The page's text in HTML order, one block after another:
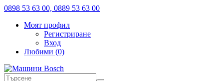
0898 53 63 00, 0889 53 63 00
Моят профил
Регистриране
Вход
Любими (0)